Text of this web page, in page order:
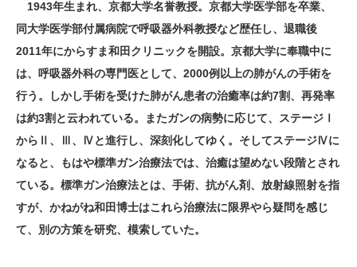
1943年生まれ、京都大学名誉教授。京都大学医学部を卒業、
同大学医学部付属病院で呼吸器外科教授など歴任し、退職後
2011年にからすま和田クリニックを開設。京都大学に奉職中に
は、呼吸器外科の専門医として、2000例以上の肺がんの手術を
行う。しかし手術を受けた肺がん患者の治癒率は約7割、再発率
は約3割と云われている。またガンの病勢に応じて、ステージⅠ
からⅡ、Ⅲ、Ⅳと進行し、深刻化してゆく。そしてステージⅣに
なると、もはや標準ガン治療法では、治癒は望めない段階とされ
ている。標準ガン治療法とは、手術、抗がん剤、放射線照射を指
すが、かねがね和田博士はこれら治療法に限界やら疑問を感じ
て、別の方策を研究、模索していた。